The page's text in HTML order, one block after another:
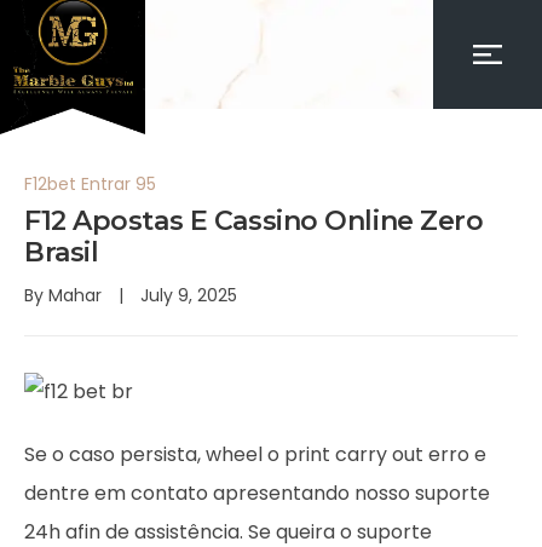
F12bet Entrar 95
F12 Apostas E Cassino Online Zero
Brasil
By Mahar July 9, 2025
Se o caso persista, wheel o print carry out erro e
dentre em contato apresentando nosso suporte
24h afin de assistência. Se queira o suporte